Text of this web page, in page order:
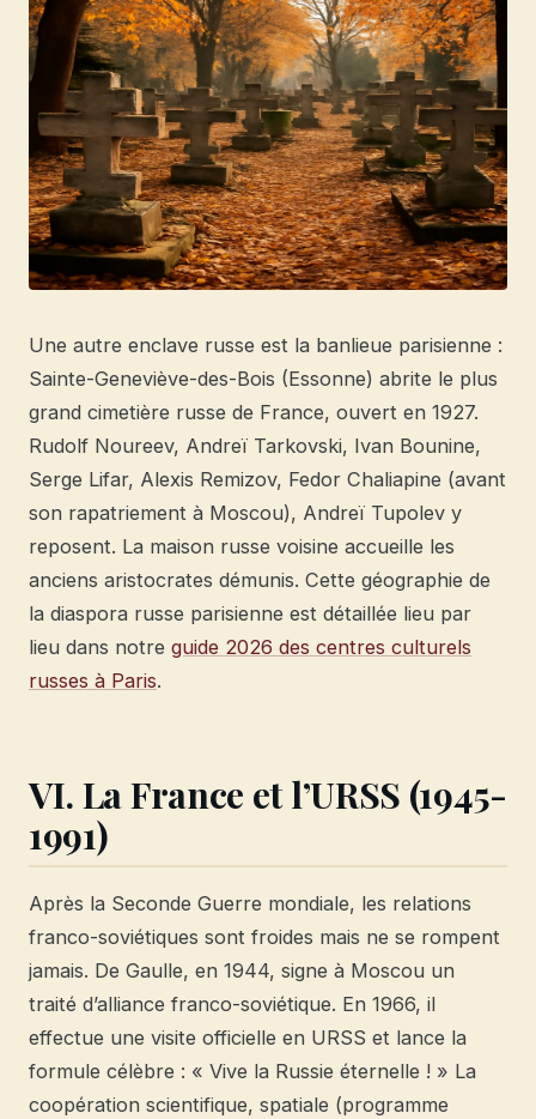
Une autre enclave russe est la banlieue parisienne :
Sainte-Geneviève-des-Bois (Essonne) abrite le plus
grand cimetière russe de France, ouvert en 1927.
Rudolf Noureev, Andreï Tarkovski, Ivan Bounine,
Serge Lifar, Alexis Remizov, Fedor Chaliapine (avant
son rapatriement à Moscou), Andreï Tupolev y
reposent. La maison russe voisine accueille les
anciens aristocrates démunis. Cette géographie de
la diaspora russe parisienne est détaillée lieu par
lieu dans notre guide 2026 des centres culturels
russes à Paris.
VI. La France et l’URSS (1945-
1991)
Après la Seconde Guerre mondiale, les relations
franco-soviétiques sont froides mais ne se rompent
jamais. De Gaulle, en 1944, signe à Moscou un
traité d’alliance franco-soviétique. En 1966, il
effectue une visite officielle en URSS et lance la
formule célèbre : « Vive la Russie éternelle ! » La
coopération scientifique, spatiale (programme